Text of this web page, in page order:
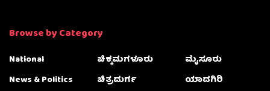
Browse by Category
National
News & Politics
ಚಿಕ್ಕಮಗಳೂರು
ಚಿತ್ರದುರ್ಗ
ಮೈಸೂರು
ಯಾದಗಿರಿ